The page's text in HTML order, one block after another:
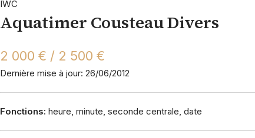
IWC
Aquatimer Cousteau Divers
2 000 € / 2 500 €
Dernière mise à jour: 26/06/2012
Fonctions: heure, minute, seconde centrale, date